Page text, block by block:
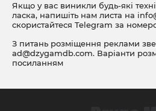
Якщо у вас виникли будь-які
ласка, напишіть нам листа на
скористайтеся Telegram за
З питань розміщення реклами
ad@dzygamdb.com. Варіанти
посиланням